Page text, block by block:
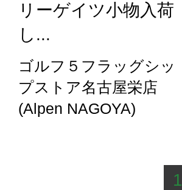
リーゲイツ小物入荷
し...
ゴルフ５フラッグシッ
プストア名古屋栄店
(Alpen NAGOYA)
1